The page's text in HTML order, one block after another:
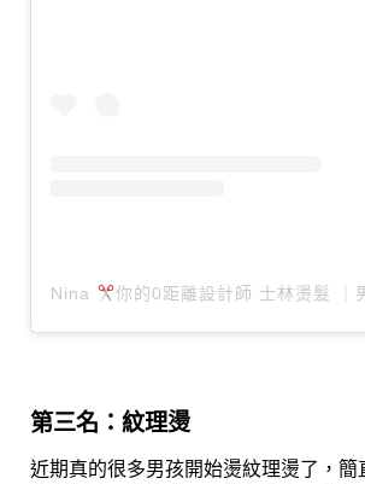
Nina 你的0距離設計師 士林燙髮 ｜男生燙髮（
第三名：紋理燙
近期真的很多男孩開始燙紋理燙了，簡